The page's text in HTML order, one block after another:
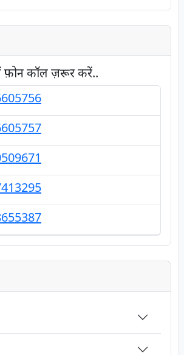
कॉल ज़रूर करें..